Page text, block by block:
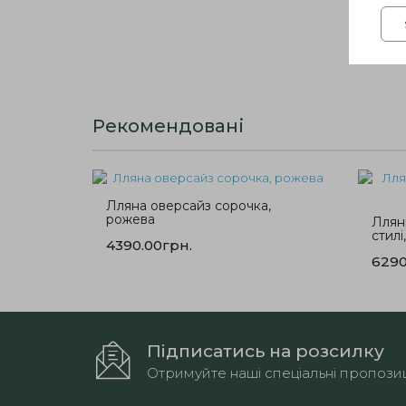
Рекомендовані
Лляна оверсайз сорочка,
рожева
4390.00грн.
Підписатись на розсилку
Отримуйте наші спеціальні